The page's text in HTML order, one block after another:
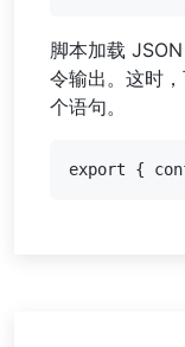
脚本加载
令输出。这时
个语句。